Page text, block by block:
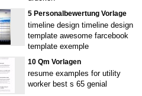
5 Personalbewertung Vorlage
timeline design timeline design
template awesome farcebook
template exemple
10 Qm Vorlagen
resume examples for utility
worker best s 65 genial